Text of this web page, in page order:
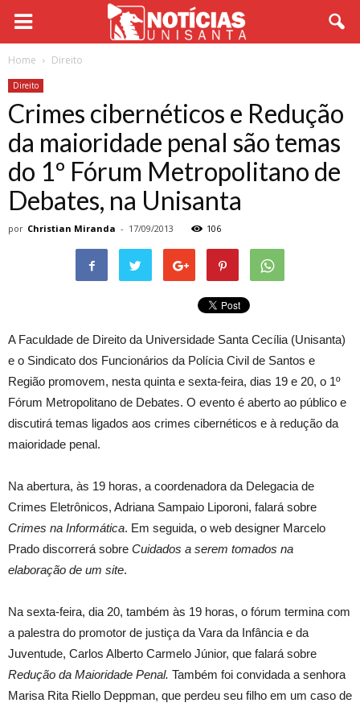
Home Direito
Direito
Crimes cibernéticos e Redução
da maioridade penal são temas
do 1º Fórum Metropolitano de
Debates, na Unisanta
por Christian Miranda - 17/09/2013 106
A Faculdade de Direito da Universidade Santa Cecília (Unisanta)
e o Sindicato dos Funcionários da Polícia Civil de Santos e
Região promovem, nesta quinta e sexta-feira, dias 19 e 20, o 1º
Fórum Metropolitano de Debates. O evento é aberto ao público e
discutirá temas ligados aos crimes cibernéticos e à redução da
maioridade penal.
Na abertura, às 19 horas, a coordenadora da Delegacia de
Crimes Eletrônicos, Adriana Sampaio Liporoni, falará sobre
Crimes na Informática. Em seguida, o web designer Marcelo
Prado discorrerá sobre Cuidados a serem tomados na
elaboração de um site.
Na sexta-feira, dia 20, também às 19 horas, o fórum termina com
a palestra do promotor de justiça da Vara da Infância e da
Juventude, Carlos Alberto Carmelo Júnior, que falará sobre
Redução da Maioridade Penal. Também foi convidada a senhora
Marisa Rita Riello Deppman, que perdeu seu filho em um caso de